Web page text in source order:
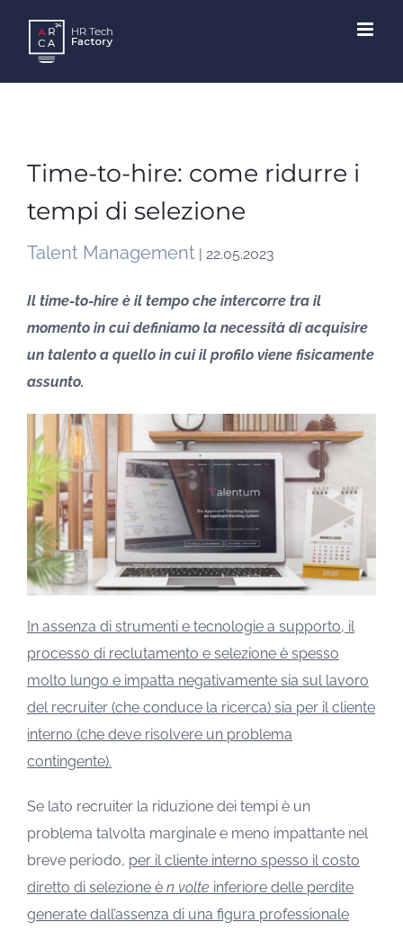
content
Time-to-hire: come ridurre i
tempi di selezione
Talent Management| 22.05.2023
Il time-to-hire è il tempo che intercorre tra il
momento in cui definiamo la necessità di acquisire
un talento a quello in cui il profilo viene fisicamente
assunto.
In assenza di strumenti e tecnologie a supporto, il
processo di reclutamento e selezione è spesso
molto lungo e impatta negativamente sia sul lavoro
del recruiter (che conduce la ricerca) sia per il cliente
interno (che deve risolvere un problema
contingente).
Se lato recruiter la riduzione dei tempi è un
problema talvolta marginale e meno impattante nel
breve periodo, per il cliente interno spesso il costo
diretto di selezione è n volte inferiore delle perdite
generate dall’assenza di una figura professionale